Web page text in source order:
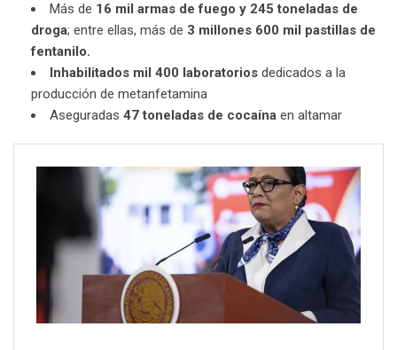
Más de 16 mil armas de fuego y 245 toneladas de
droga; entre ellas, más de 3 millones 600 mil pastillas de
fentanilo.
Inhabilitados mil 400 laboratorios dedicados a la
producción de metanfetamina
Aseguradas 47 toneladas de cocaína en altamar